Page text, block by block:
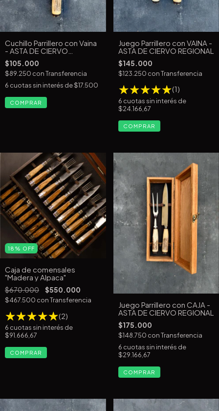
Cuchillo Parrillero con Vaina
- ASTA DE CIERVO
REGIONAL
$105.000
$89.250 conTransferencia
6 cuotas sin interés de$17.500
Juego Parrillero con VAINA -
ASTA DE CIERVO REGIONAL
$145.000
$123.250 conTransferencia
(1)
6 cuotas sin interés de
$24.166,67
18 % OFF
Caja de comensales
"Madera y Alpaca"
$670.000 $550.000
$467.500 conTransferencia
(2)
6 cuotas sin interés de
$91.666,67
COMPRAR
Juego Parrillero con CAJA -
ASTA DE CIERVO REGIONAL
$175.000
$148.750 conTransferencia
6 cuotas sin interés de
$29.166,67